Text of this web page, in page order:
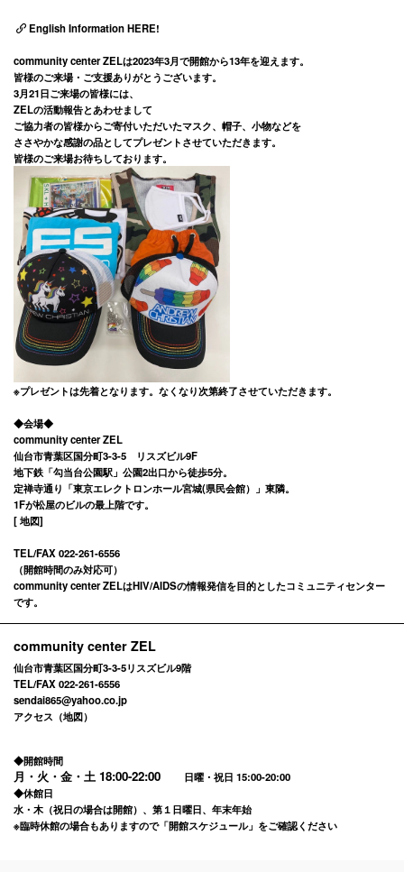
English Information HERE!
community center ZELは2023年3月で開館から13年を迎えます。
皆様のご来場・ご支援ありがとうございます。
3月21日ご来場の皆様には、
ZELの活動報告とあわせまして
ご協力者の皆様からご寄付いただいたマスク、帽子、小物などを
ささやかな感謝の品としてプレゼントさせていただきます。
皆様のご来場お待ちしております。
※プレゼントは先着となります。なくなり次第終了させていただきます。
◆会場◆
community center ZEL
仙台市青葉区国分町3-3-5 リスズビル9F
地下鉄「勾当台公園駅」公園2出口から徒歩5分。
定禅寺通り「東京エレクトロンホール宮城(県民会館）」東隣。
1Fが松屋のビルの最上階です。
[地図]
TEL/FAX 022-261-6556
（開館時間のみ対応可）
community center ZELはHIV/AIDSの情報発信を目的としたコミュニティセンター
です。
community center ZEL
仙台市青葉区国分町3-3-5リスズビル9階
TEL/FAX 022-261-6556
sendai865@yahoo.co.jp
アクセス（地図）
◆開館時間
月・火・金・土 18:00-22:00
日曜・祝日 15:00-20:00
◆休館日
水・木（祝日の場合は開館）、第１日曜日、年末年始
※臨時休館の場合もありますので「開館スケジュール」をご確認ください